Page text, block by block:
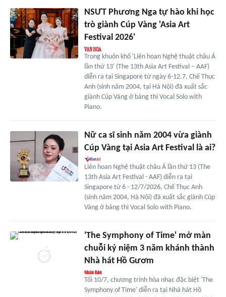
NSƯT Phương Nga tự hào khi học
trò giành Cúp Vàng 'Asia Art
Festival 2026'
Trong khuôn khổ 'Liên hoan Nghệ thuật châu Á
lần thứ 13' (The 13th Asia Art Festival – AAF)
diễn ra tại Singapore từ ngày 6-12.7, Chế Thục
Anh (sinh năm 2004, tại Hà Nội) đã xuất sắc
giành Cúp Vàng ở bảng thi Vocal Solo with
Piano.
Nữ ca sĩ sinh năm 2004 vừa giành
Cúp Vàng tại Asia Art Festival là ai?
Liên hoan Nghệ thuật châu Á lần thứ 13 (The
13th Asia Art Festival - AAF) diễn ra tại
Singapore từ 6 - 12/7/2026, Chế Thục Anh
(sinh năm 2004, Hà Nội) đã xuất sắc giành Cúp
Vàng ở bảng thi Vocal Solo with Piano.
'The Symphony of Time' mở màn
chuỗi kỷ niệm 3 năm khánh thành
Nhà hát Hồ Gươm
Tối 10/7, chương trình hòa nhạc đặc biệt 'The
Symphony of Time' diễn ra tại Nhà hát Hồ